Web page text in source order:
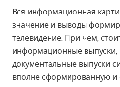
Вся информационная
значение и выводы
телевидение. При чем,
информационные выпуски,
документальные выпуски
вполне сформированную и